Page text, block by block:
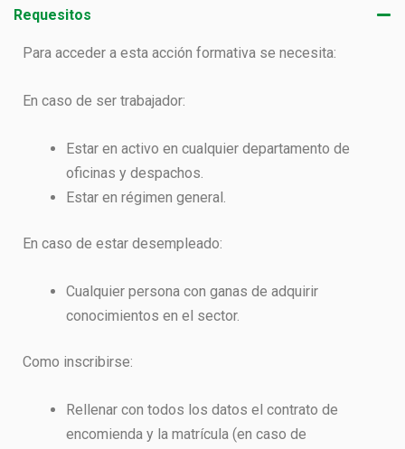
Requesitos
Para acceder a esta acción formativa se necesita:
En caso de ser trabajador:
Estar en activo en cualquier departamento de
oficinas y despachos.
Estar en régimen general.
En caso de estar desempleado:
Cualquier persona con ganas de adquirir
conocimientos en el sector.
Como inscribirse:
Rellenar con todos los datos el contrato de
encomienda y la matrícula (en caso de